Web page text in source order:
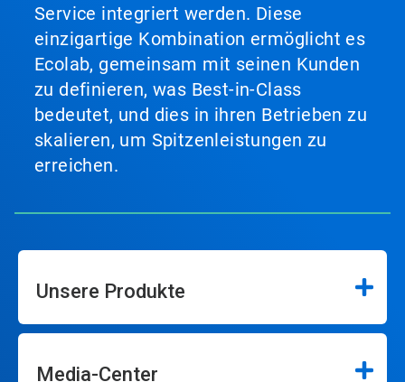
Service integriert werden. Diese
einzigartige Kombination ermöglicht es
Ecolab, gemeinsam mit seinen Kunden
zu definieren, was Best-in-Class
bedeutet, und dies in ihren Betrieben zu
skalieren, um Spitzenleistungen zu
erreichen.
Unsere Produkte
Media-Center